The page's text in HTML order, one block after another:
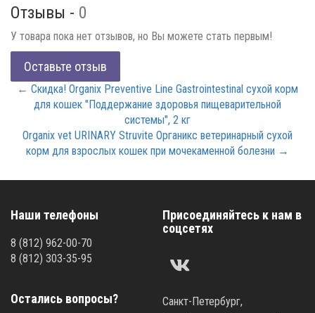
Отзывы - 0
У товара пока нет отзывов, но Вы можете стать первым!
Оставьте отзыв
← Скидка! Organix Preventive Line Gastrointestinal сухой корм
для кошек "Поддержание здоровья пищеварительной
системы", 2 кг
Organix vet URINARY Struvite Органикс ветеринарный сухой
корм для взрослых кошек при мочекаменной болезни →
Наши телефоны
8 (812) 962-00-70
8 (812) 303-35-95
Присоединяйтесь к нам в
соцсетях
Остались вопросы?
Санкт-Петербург,